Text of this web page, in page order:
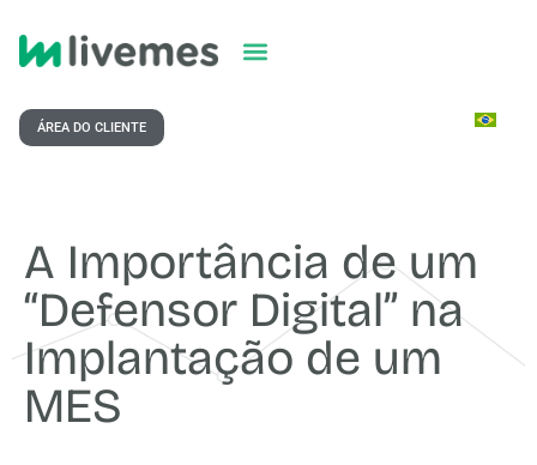
ÁREA DO CLIENTE
A Importância de um
“Defensor Digital” na
Implantação de um
MES